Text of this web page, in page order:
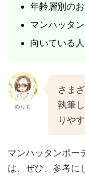
年齢層別の
マンハッタ
向いている
めりも
さま
執筆
りや
マンハッタンポー
は、ぜひ、参考に